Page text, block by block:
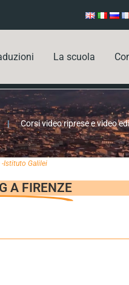
La scuola
| Corsi video riprese e video
-Istituto Galilei
A FIRENZE